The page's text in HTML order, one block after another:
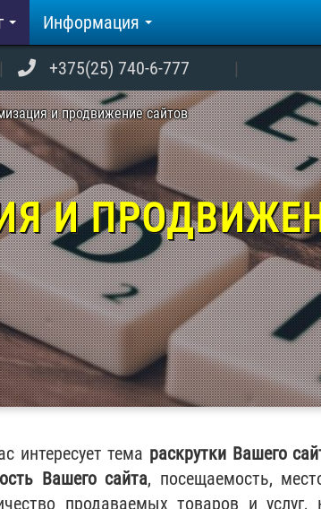
+375(25) 740-6-777
Информация
и продвижение сайтов
И
интересует тема раскрутки Вашего
Вашего сайта, посещаемость,
продаваемых товаров и услуг,